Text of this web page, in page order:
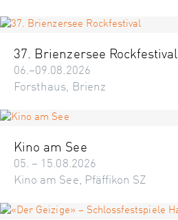
37. Brienzersee Rockfestival
06.–09.08.2026
Forsthaus, Brienz
Kino am See
05. – 15.08.2026
Kino am See, Pfäffikon SZ